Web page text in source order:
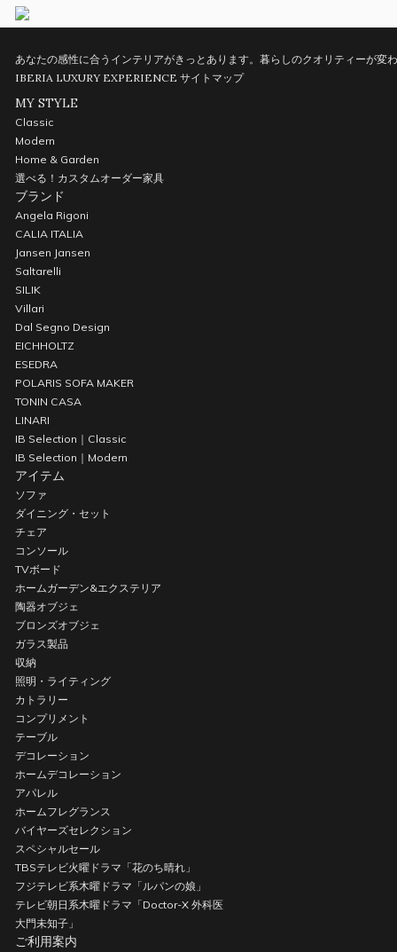
あなたの感性に合うインテリアがきっとあります。暮らしのクオリティーが変
IBERIA LUXURY EXPERIENCE サイトマップ
MY STYLE
Classic
Modern
Home & Garden
選べる！カスタムオーダー家具
ブランド
Angela Rigoni
CALIA ITALIA
Jansen Jansen
Saltarelli
SILIK
Villari
Dal Segno Design
EICHHOLTZ
ESEDRA
POLARIS SOFA MAKER
TONIN CASA
LINARI
IB Selection｜Classic
IB Selection｜Modern
アイテム
ソファ
ダイニング・セット
チェア
コンソール
TVボード
ホームガーデン&エクステリア
陶器オブジェ
ブロンズオブジェ
ガラス製品
収納
照明・ライティング
カトラリー
コンプリメント
テーブル
デコレーション
ホームデコレーション
アパレル
ホームフレグランス
バイヤーズセレクション
スペシャルセール
TBSテレビ火曜ドラマ「花のち晴れ」
フジテレビ系木曜ドラマ「ルパンの娘」
テレビ朝日系木曜ドラマ「Doctor-X 外科医
大門未知子」
ご利用案内